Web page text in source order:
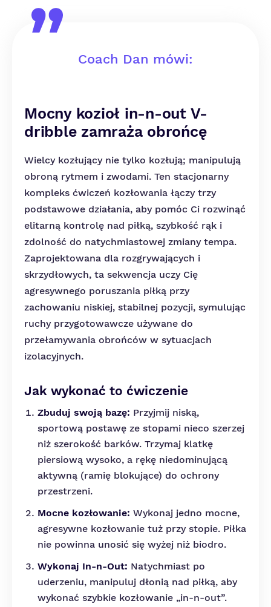
Coach Dan mówi:
Mocny kozioł in-n-out V-
dribble zamraża obrońcę
Wielcy kozłujący nie tylko kozłują; manipulują
obroną rytmem i zwodami. Ten stacjonarny
kompleks ćwiczeń kozłowania łączy trzy
podstawowe działania, aby pomóc Ci rozwinąć
elitarną kontrolę nad piłką, szybkość rąk i
zdolność do natychmiastowej zmiany tempa.
Zaprojektowana dla rozgrywających i
skrzydłowych, ta sekwencja uczy Cię
agresywnego poruszania piłką przy
zachowaniu niskiej, stabilnej pozycji, symulując
ruchy przygotowawcze używane do
przełamywania obrońców w sytuacjach
izolacyjnych.
Jak wykonać to ćwiczenie
Zbuduj swoją bazę: Przyjmij niską,
sportową postawę ze stopami nieco szerzej
niż szerokość barków. Trzymaj klatkę
piersiową wysoko, a rękę niedominującą
aktywną (ramię blokujące) do ochrony
przestrzeni.
Mocne kozłowanie: Wykonaj jedno mocne,
agresywne kozłowanie tuż przy stopie. Piłka
nie powinna unosić się wyżej niż biodro.
Wykonaj In-n-Out: Natychmiast po
uderzeniu, manipuluj dłonią nad piłką, aby
wykonać szybkie kozłowanie „in-n-out”.